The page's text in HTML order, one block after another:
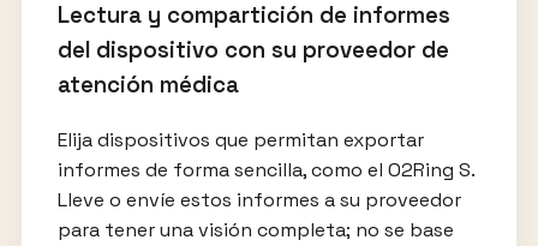
Lectura y compartición de informes
del dispositivo con su proveedor de
atención médica
Elija dispositivos que permitan exportar
informes de forma sencilla, como el O2Ring S.
Lleve o envíe estos informes a su proveedor
para tener una visión completa; no se base